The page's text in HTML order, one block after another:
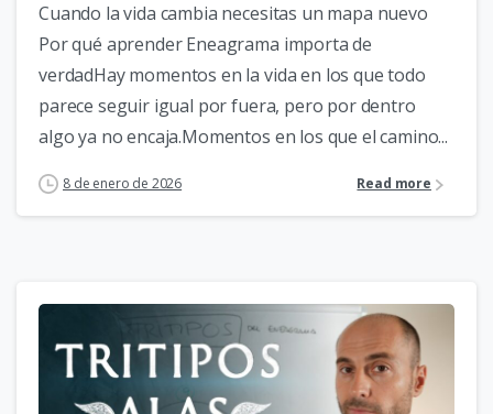
Cuando la vida cambia necesitas un mapa nuevo
Por qué aprender Eneagrama importa de
verdadHay momentos en la vida en los que todo
parece seguir igual por fuera, pero por dentro
algo ya no encaja.Momentos en los que el camino...
8 de enero de 2026 Read more